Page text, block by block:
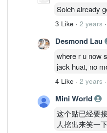
Soleh already
3 Like · 2 years ·
Desmond Lau
where r u now
jack huat, no
4 Like · 2 years ·
Mini World
这个贴已经要
人挖出来笑一